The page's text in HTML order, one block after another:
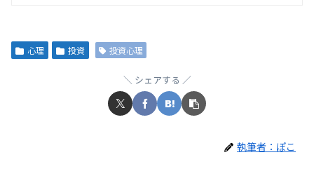
心理 投資 投資心理
シェアする
執筆者：ぽこ